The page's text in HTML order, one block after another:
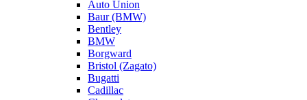
Auto Union
Baur (BMW)
Bentley
BMW
Borgward
Bristol (Zagato)
Bugatti
Cadillac